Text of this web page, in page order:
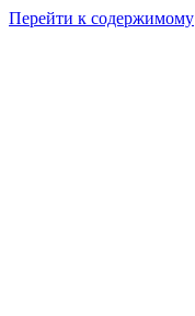
Перейти к содержимому